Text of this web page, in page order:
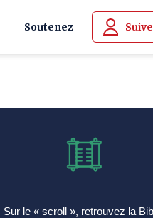
Soutenez
Sur le « scroll », retrouvez la